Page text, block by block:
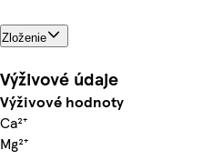
Zloženie
Výživové údaje
Výživové hodnoty
Ca²⁺
Mg²⁺